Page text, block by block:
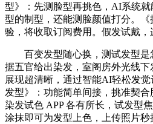
型》：先测脸型再挑色，AI系统
型的制型，还能测脸颜值打分。
验，将收取订阅费用。假发试戴，
百变发型随心换，测试发型是
据五官给出染发，室阁房外光线
展现超清晰，通过智能AI轻松发
发型》：功能简单间接，挑准契
染发试色 APP 各有所长，试发型
涂抹即可为发型上色，上传照片